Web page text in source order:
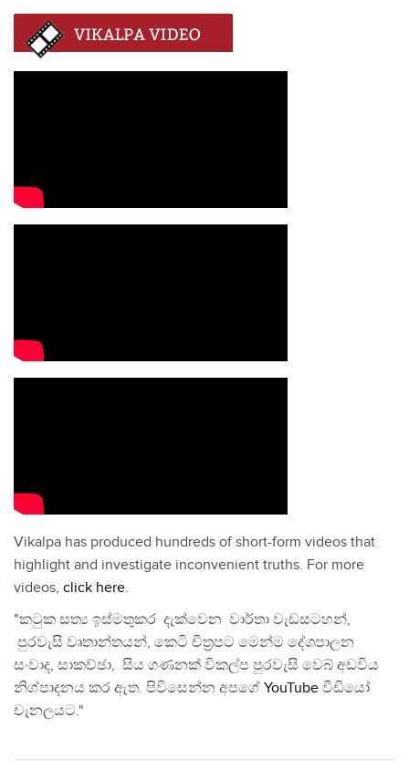
Vikalpa has produced hundreds of short-form videos that
highlight and investigate inconvenient truths. For more
videos, click here.
"කටුක සත්‍ය ඉස්මතුකර දැක්වෙන වාර්තා වැඩසටහන්,
පුරවැසි වෘතාන්තයන්, කෙටි චිත්‍රපට මෙන්ම දේශපාලන
සංවාද, සාකච්ඡා, සිය ගණනක් විකල්ප පුරවැසි වෙබ් අඩවිය
නිශ්පාදනය කර ඇත. පිවිසෙන්න අපගේ YouTube වීඩියෝ
චැනලයට."